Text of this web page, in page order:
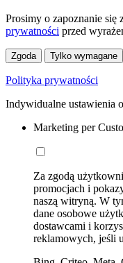
Prosimy o zapoznanie się
prywatności przed
Zgoda Tylko wymagane
Polityka prywatności
Indywidualne ustawienia
Marketing per
Za zgodą
promocjach i
naszą witryną. W
dane osobowe
dostawcami i
reklamowych, jeśli